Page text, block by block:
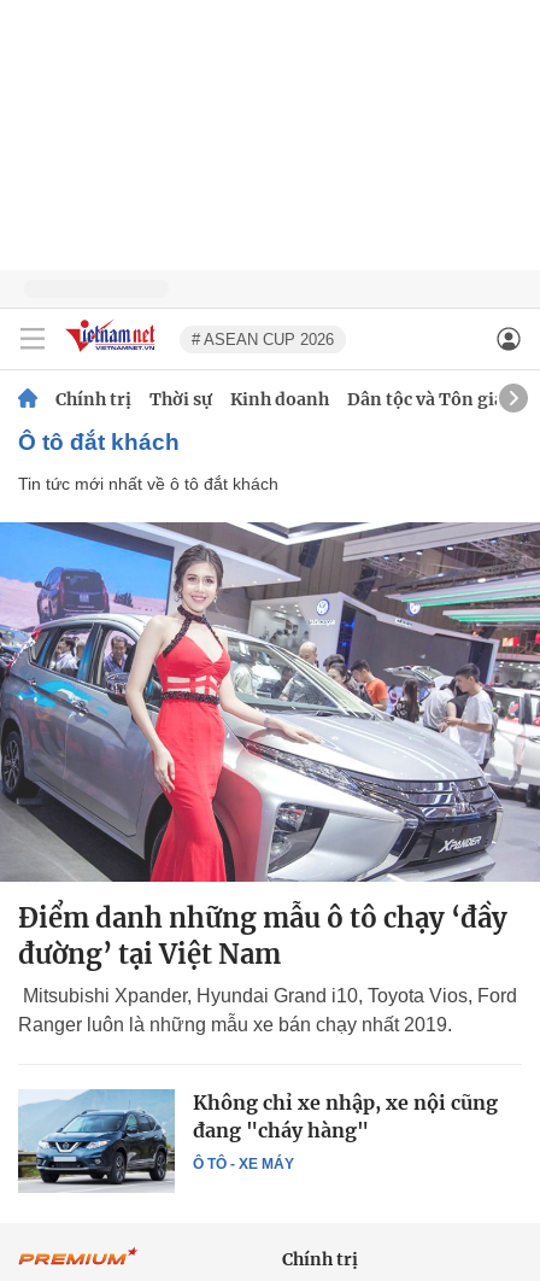
# ASEAN CUP 2026
Chính trị Thời sự Kinh doanh Dân tộc và Tôn giáo
ô tô đắt khách
Tin tức mới nhất về ô tô đắt khách
Điểm danh những mẫu ô tô chạy ‘đầy
đường’ tại Việt Nam
Mitsubishi Xpander, Hyundai Grand i10, Toyota Vios, Ford
Ranger luôn là những mẫu xe bán chạy nhất 2019.
Ô TÔ - XE MÁY
Không chỉ xe nhập, xe nội cũng
đang "cháy hàng"
Chính trị